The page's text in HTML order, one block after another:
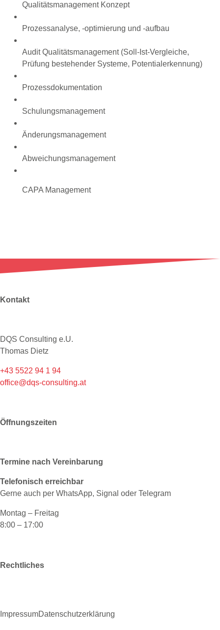
Qualitätsmanagement Konzept
Prozessanalyse, -optimierung und -aufbau
Audit Qualitätsmanagement (Soll-Ist-Vergleiche,
Prüfung bestehender Systeme, Potentialerkennung)
Prozessdokumentation
Schulungsmanagement
Änderungsmanagement
Abweichungsmanagement
CAPA Management
Kontakt
DQS Consulting e.U.
Thomas Dietz
+43 5522 94 1 94
office@dqs-consulting.at
Öffnungszeiten
Termine nach Vereinbarung
Telefonisch erreichbar
Gerne auch per WhatsApp, Signal oder Telegram
Montag – Freitag
8:00 – 17:00
Rechtliches
ImpressumDatenschutzerklärung